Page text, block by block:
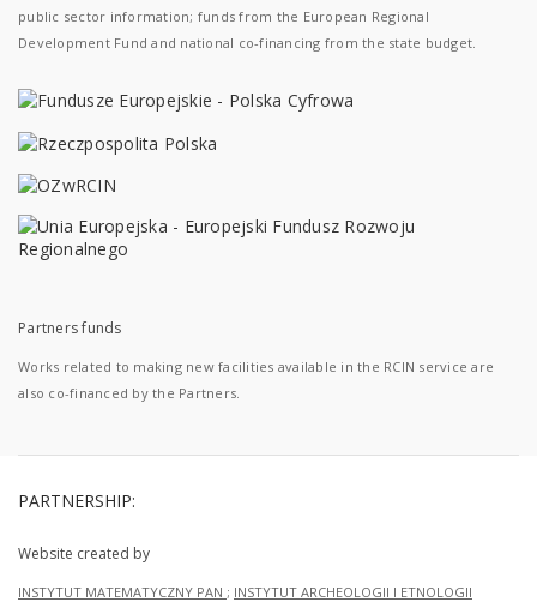
public sector information; funds from the European Regional
Development Fund and national co-financing from the state budget.
Partners funds
Works related to making new facilities available in the RCIN service are
also co-financed by the Partners.
PARTNERSHIP:
Website created by
INSTYTUT MATEMATYCZNY PAN ; INSTYTUT ARCHEOLOGII I ETNOLOGII